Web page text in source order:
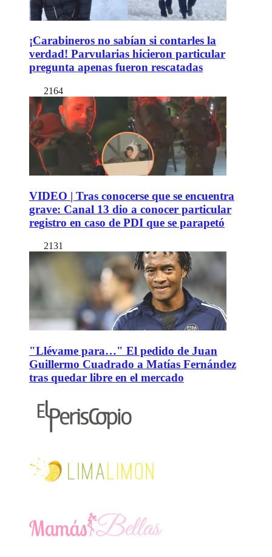
¡Carabineros no sabían si contarles la
verdad! Parvularias hicieron particular
pregunta apenas fueron rescatadas
2164
VIDEO | Tras conocerse que se encuentra
grave: Canal 13 dio a conocer particular
registro en caso de PDI que se parapetó
2131
"Llévame para…" El pedido de Juan
Guillermo Cuadrado a Matías Fernández
tras quedar libre en el mercado